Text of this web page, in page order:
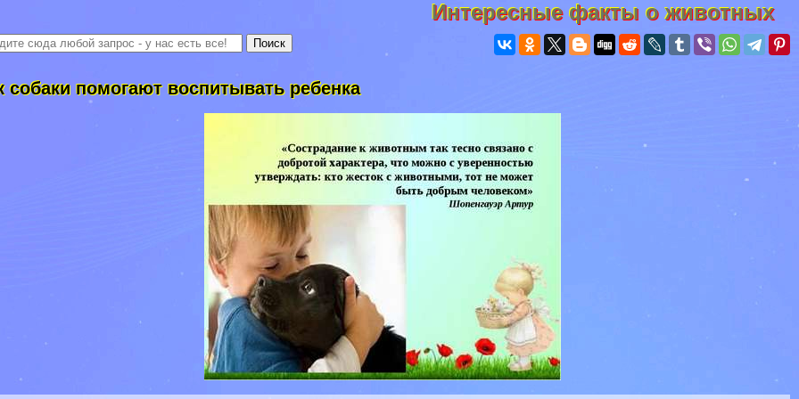
Интересные факты о животных
собаки помогают воспитывать ребенка